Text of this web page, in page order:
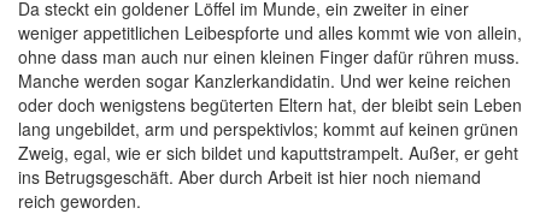
Da steckt ein goldener Löffel im Munde, ein zweiter in einer
weniger appetitlichen Leibespforte und alles kommt wie von allein,
ohne dass man auch nur einen kleinen Finger dafür rühren muss.
Manche werden sogar Kanzlerkandidatin. Und wer keine reichen
oder doch wenigstens begüterten Eltern hat, der bleibt sein Leben
lang ungebildet, arm und perspektivlos; kommt auf keinen grünen
Zweig, egal, wie er sich bildet und kaputtstrampelt. Außer, er geht
ins Betrugsgeschäft. Aber durch Arbeit ist hier noch niemand
reich geworden.